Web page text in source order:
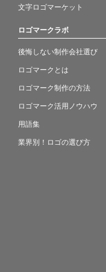
文字ロゴマーケット
ロゴマークラボ
後悔しない制作会社選び
ロゴマークとは
ロゴマーク制作の方法
ロゴマーク活用ノウハウ
用語集
業界別！ロゴの選び方